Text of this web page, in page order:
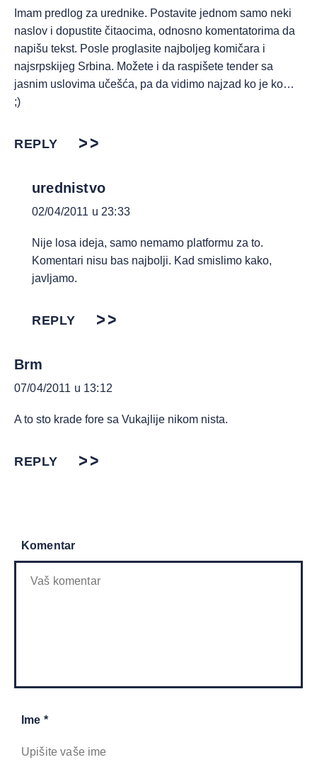
Imam predlog za urednike. Postavite jednom samo neki
naslov i dopustite čitaocima, odnosno komentatorima da
napišu tekst. Posle proglasite najboljeg komičara i
najsrpskijeg Srbina. Možete i da raspišete tender sa
jasnim uslovima učešća, pa da vidimo najzad ko je ko…
;)
REPLY
urednistvo
02/04/2011 u 23:33
Nije losa ideja, samo nemamo platformu za to.
Komentari nisu bas najbolji. Kad smislimo kako,
javljamo.
REPLY
Brm
07/04/2011 u 13:12
A to sto krade fore sa Vukajlije nikom nista.
REPLY
Komentar
Ime *